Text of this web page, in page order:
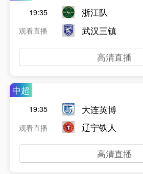
19:35
观看直播
浙江队
武汉三镇
高清直播
中超
19:35
观看直播
大连英博
辽宁铁人
高清直播